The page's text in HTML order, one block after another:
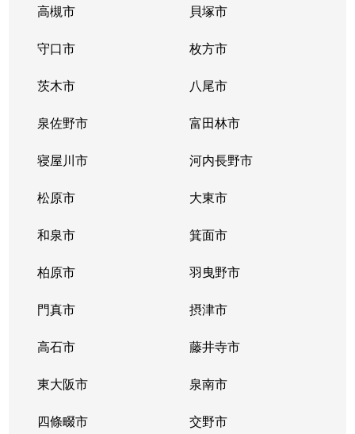
高槻市 貝塚市
守口市 枚方市
茨木市 八尾市
泉佐野市 富田林市
寝屋川市 河内長野市
松原市 大東市
和泉市 箕面市
柏原市 羽曳野市
門真市 摂津市
高石市 藤井寺市
東大阪市 泉南市
四條畷市 交野市